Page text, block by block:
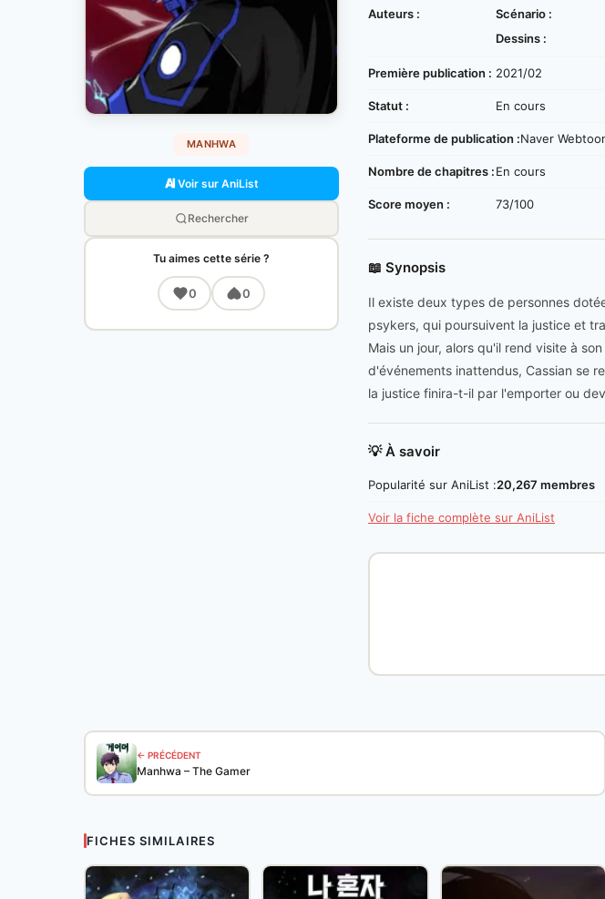
MANHWA
Voir sur AniList
Rechercher
Tu aimes cette série ?
0 0
Auteurs : Scénario :
Dessins :
Première publication : 2021/02
Statut : En cours
Plateforme de publication :Naver
Nombre de chapitres :En cours
Score moyen : 73/100
📖 Synopsis
Il existe deux types de personnes
psykers, qui poursuivent la justice et
Mais un jour, alors qu'il rend visite à
d'événements inattendus, Cassian se
la justice finira-t-il par l'emporter ou
💡 À savoir
Popularité sur AniList :20,267 membres
Voir la fiche complète sur AniList
← PRÉCÉDENT
Manhwa – The Gamer
FICHES SIMILAIRES